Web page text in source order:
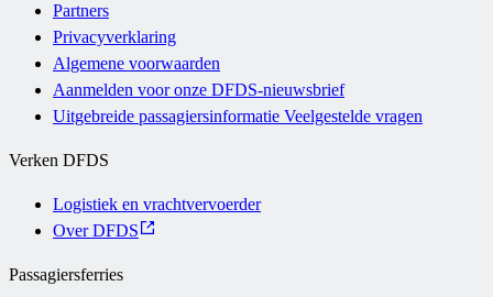
Partners
Privacyverklaring
Algemene voorwaarden
Aanmelden voor onze DFDS-nieuwsbrief
Uitgebreide passagiersinformatie Veelgestelde vragen
Verken DFDS
Logistiek en vrachtvervoerder
Over DFDS
Passagiersferries